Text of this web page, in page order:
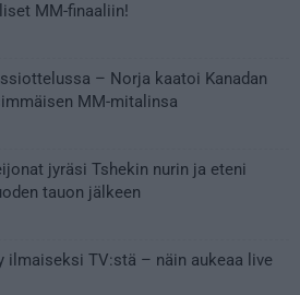
MM-finaaliin!
– Norja kaatoi Kanadan
MM-mitalinsa
jyräsi Tshekin nurin ja eteni
tauon jälkeen
ilmaiseksi TV:stä – näin aukeaa live